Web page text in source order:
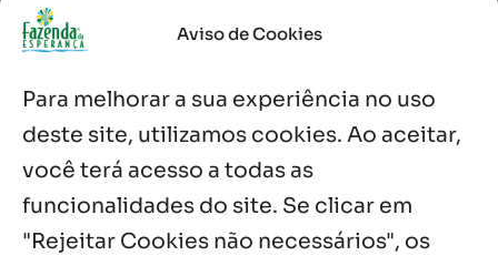
Aviso de Cookies
Para melhorar a sua experiência no uso
deste site, utilizamos cookies. Ao aceitar,
você terá acesso a todas as
funcionalidades do site. Se clicar em
"Rejeitar Cookies não necessários", os
7 ago, 2026
Palavra Diária (07/08/2026)
7 ago, 2026
Oito anos de esperança: Fazenda
Feminina de Chapala celebra aniversário
com missa e festa
6 ago, 2026